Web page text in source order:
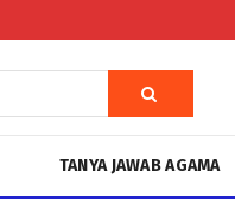
TANYA JAWAB AGAMA